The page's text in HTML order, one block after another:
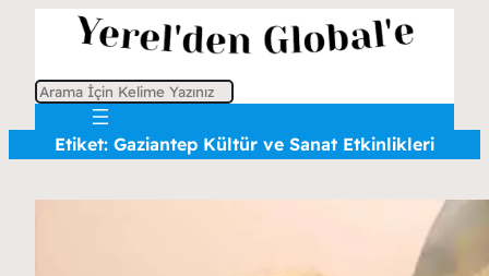
A
Etiket: Gaziantep Kültür ve Sanat Etkinlikleri